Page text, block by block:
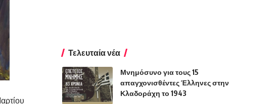
Τελευταία νέα
Μνημόσυνο για τους 15
απαγχονισθέντες Έλληνες στην
Κλαδοράχη το 1943